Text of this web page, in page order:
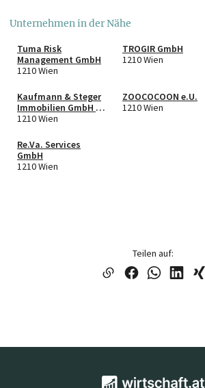
Unternehmen in der Nähe
Tuma Risk
Management GmbH
1210 Wien
TROGIR GmbH
1210 Wien
Kaufmann & Steger
Immobilien GmbH in
Liqu.
1210 Wien
ZOOCOCOON e.U.
1210 Wien
Re.Va. Services
GmbH
1210 Wien
Teilen auf: